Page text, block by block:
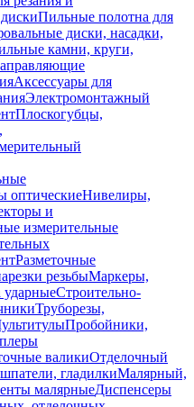
Пильные полотна для
диски, насадки,
камни, круги,
Аксессуары для
Электромонтажный
Плоскогубцы,
оптическиеНивелиры,
и
измерительные
Разметочные
резьбыМаркеры,
Строительно-
Труборезы,
Пробойники,
валикиОтделочный
гладилкиМалярный,
малярныеДиспенсеры